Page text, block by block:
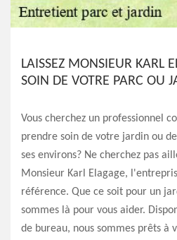
LAISSEZ MONSIEUR KARL
SOIN DE VOTRE PARC OU
Vous cherchez un professionnel
prendre soin de votre jardin ou
ses environs? Ne cherchez pas
Monsieur Karl Elagage,
référence. Que ce soit pour un
sommes là pour vous aider.
de bureau, nous sommes prêts à